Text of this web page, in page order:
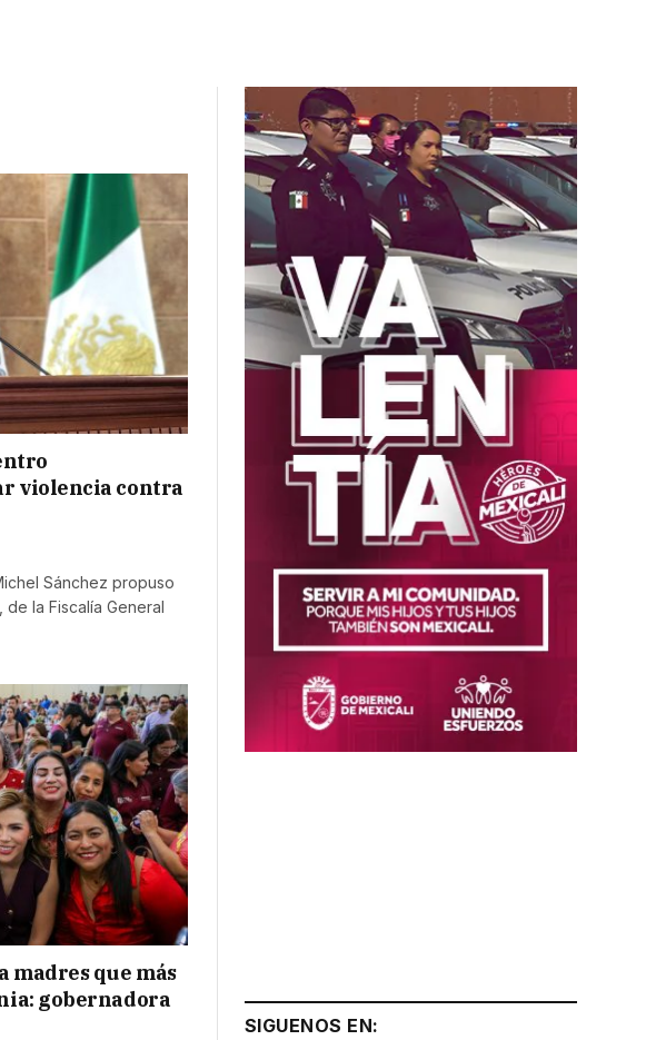
violencia contra
Sánchez propuso
la Fiscalía General
madres que más
gobernadora
SIGUENOS EN: